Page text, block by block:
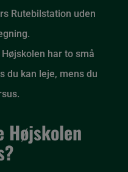
Rutebilstation uden
har to små
du kan leje, mens du
Højskolen